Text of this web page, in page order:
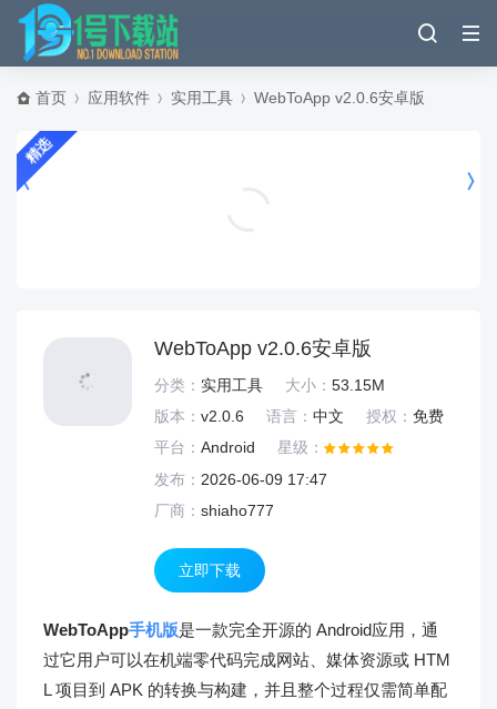
首页 应用软件 实用工具 WebToApp v2.0.6安卓版
精选
WebToApp v2.0.6安卓版
分类： 实用工具 大小： 53.15M
版本： v2.0.6 语言： 中文 授权： 免费
平台： Android
星级：
发布： 2026-06-09 17:47
厂商： shiaho777
立即下载
WebToApp手机版是一款完全开源的 Android应用，通
过它用户可以在机端零代码完成网站、媒体资源或 HTM
L 项目到 APK 的转换与构建，并且整个过程仅需简单配